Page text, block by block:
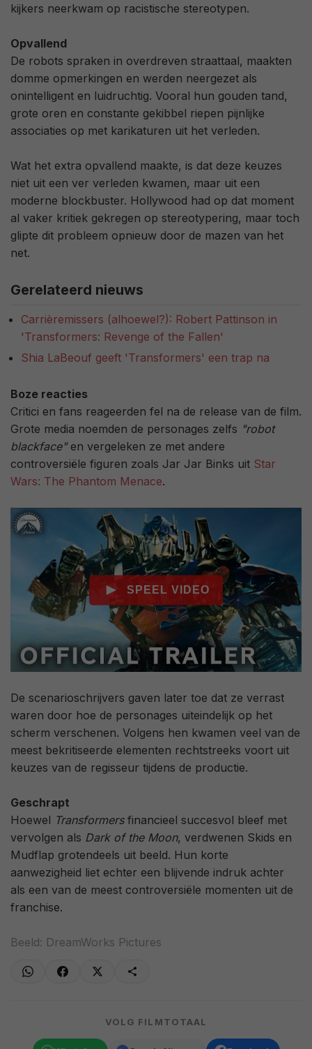
kijkers neerkwam op racistische stereotypen.
Opvallend
De robots spraken in overdreven straattaal, maakten
domme opmerkingen en werden neergezet als
onintelligent en luidruchtig. Vooral hun gouden tand,
grote oren en constante gekibbel riepen pijnlijke
associaties op met karikaturen uit het verleden.
Wat het extra opvallend maakte, is dat deze keuzes
niet uit een ver verleden kwamen, maar uit een
moderne blockbuster. Hollywood had op dat moment
al vaker kritiek gekregen op stereotypering, maar toch
glipte dit probleem opnieuw door de mazen van het
net.
Gerelateerd nieuws
Carrièremissers (alhoewel?): Robert Pattinson in
'Transformers: Revenge of the Fallen'
Shia LaBeouf geeft 'Transformers' een trap na
Boze reacties
Critici en fans reageerden fel na de release van de film.
Grote media noemden de personages zelfs "robot
blackface"en vergeleken ze met andere
controversiële figuren zoals Jar Jar Binks uit Star
Wars: The Phantom Menace.
De scenarioschrijvers gaven later toe dat ze verrast
waren door hoe de personages uiteindelijk op het
scherm verschenen. Volgens hen kwamen veel van de
meest bekritiseerde elementen rechtstreeks voort uit
keuzes van de regisseur tijdens de productie.
Geschrapt
Hoewel Transformersfinancieel succesvol bleef met
vervolgen als Dark of the Moon, verdwenen Skids en
Mudflap grotendeels uit beeld. Hun korte
aanwezigheid liet echter een blijvende indruk achter
als een van de meest controversiële momenten uit de
franchise.
Beeld: DreamWorks Pictures
VOLG FILMTOTAAL